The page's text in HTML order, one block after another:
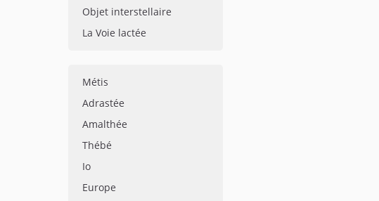
Objet interstellaire
La Voie lactée
Métis
Adrastée
Amalthée
Thébé
Io
Europe